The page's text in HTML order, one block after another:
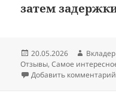
затем
Опубликовано
20.05.2026 Автор
Вкладер
Отзывы,Самое
Добавить комментарий